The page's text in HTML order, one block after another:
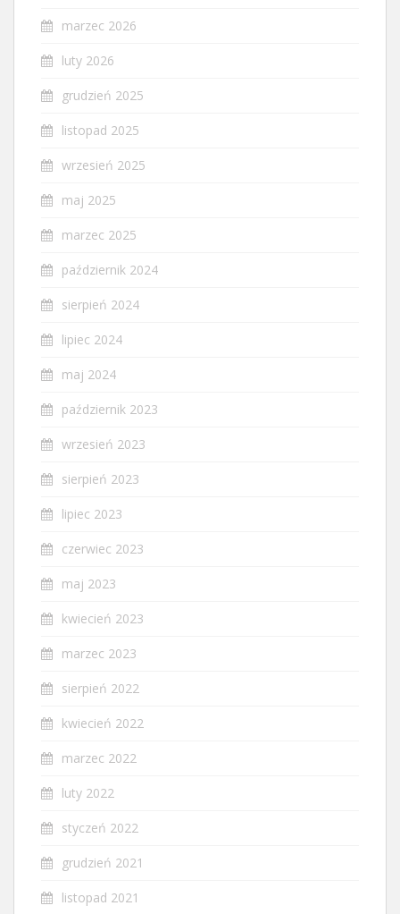
marzec 2026
luty 2026
grudzień 2025
listopad 2025
wrzesień 2025
maj 2025
marzec 2025
październik 2024
sierpień 2024
lipiec 2024
maj 2024
październik 2023
wrzesień 2023
sierpień 2023
lipiec 2023
czerwiec 2023
maj 2023
kwiecień 2023
marzec 2023
sierpień 2022
kwiecień 2022
marzec 2022
luty 2022
styczeń 2022
grudzień 2021
listopad 2021